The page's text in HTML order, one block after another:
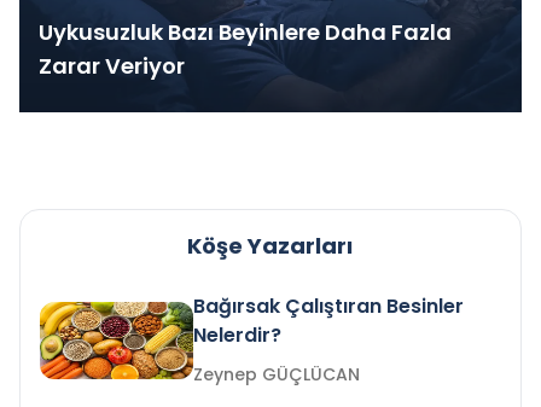
Uykusuzluk Bazı Beyinlere Daha Fazla
Zarar Veriyor
Köşe Yazarları
Bağırsak Çalıştıran Besinler
Nelerdir?
Zeynep GÜÇLÜCAN